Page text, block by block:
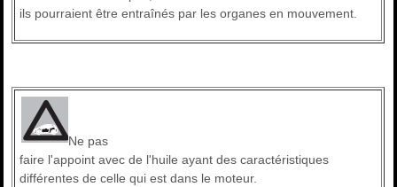
ils pourraient être entraînés par les organes en mouvement.
Ne pas
faire l'appoint avec de l'huile ayant des caractéristiques
différentes de celle qui est dans le moteur.